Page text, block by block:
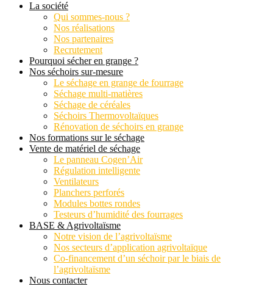
La société
Qui sommes-nous ?
Nos réalisations
Nos partenaires
Recrutement
Pourquoi sécher en grange ?
Nos séchoirs sur-mesure
Le séchage en grange de fourrage
Séchage multi-matières
Séchage de céréales
Séchoirs Thermovoltaïques
Rénovation de séchoirs en grange
Nos formations sur le séchage
Vente de matériel de séchage
Le panneau Cogen’Air
Régulation intelligente
Ventilateurs
Planchers perforés
Modules bottes rondes
Testeurs d’humidité des fourrages
BASE & Agrivoltaïsme
Notre vision de l’agrivoltaïsme
Nos secteurs d’application agrivoltaïque
Co-financement d’un séchoir par le biais de
l’agrivoltaïsme
Nous contacter